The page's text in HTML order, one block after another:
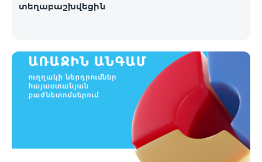
տեղաբաշխվեցին